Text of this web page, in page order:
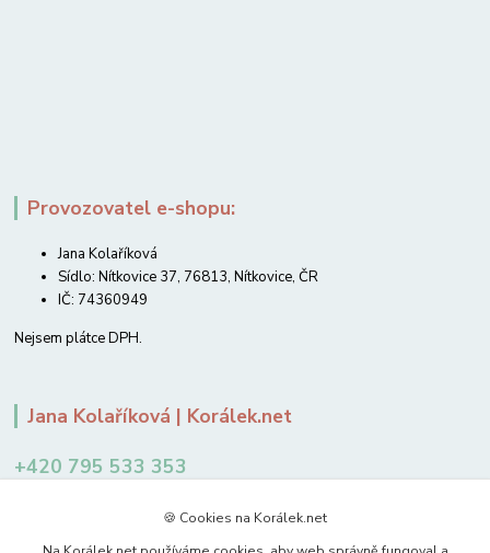
Provozovatel e-shopu:
Jana Kolaříková
Sídlo: Nítkovice 37, 76813, Nítkovice, ČR
IČ: 74360949
Nejsem plátce DPH.
Jana Kolaříková | Korálek.net
+420 795 533 353
🍪 Cookies na Korálek.net